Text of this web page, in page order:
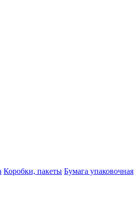
Коробки, пакеты Бумага упаковочная